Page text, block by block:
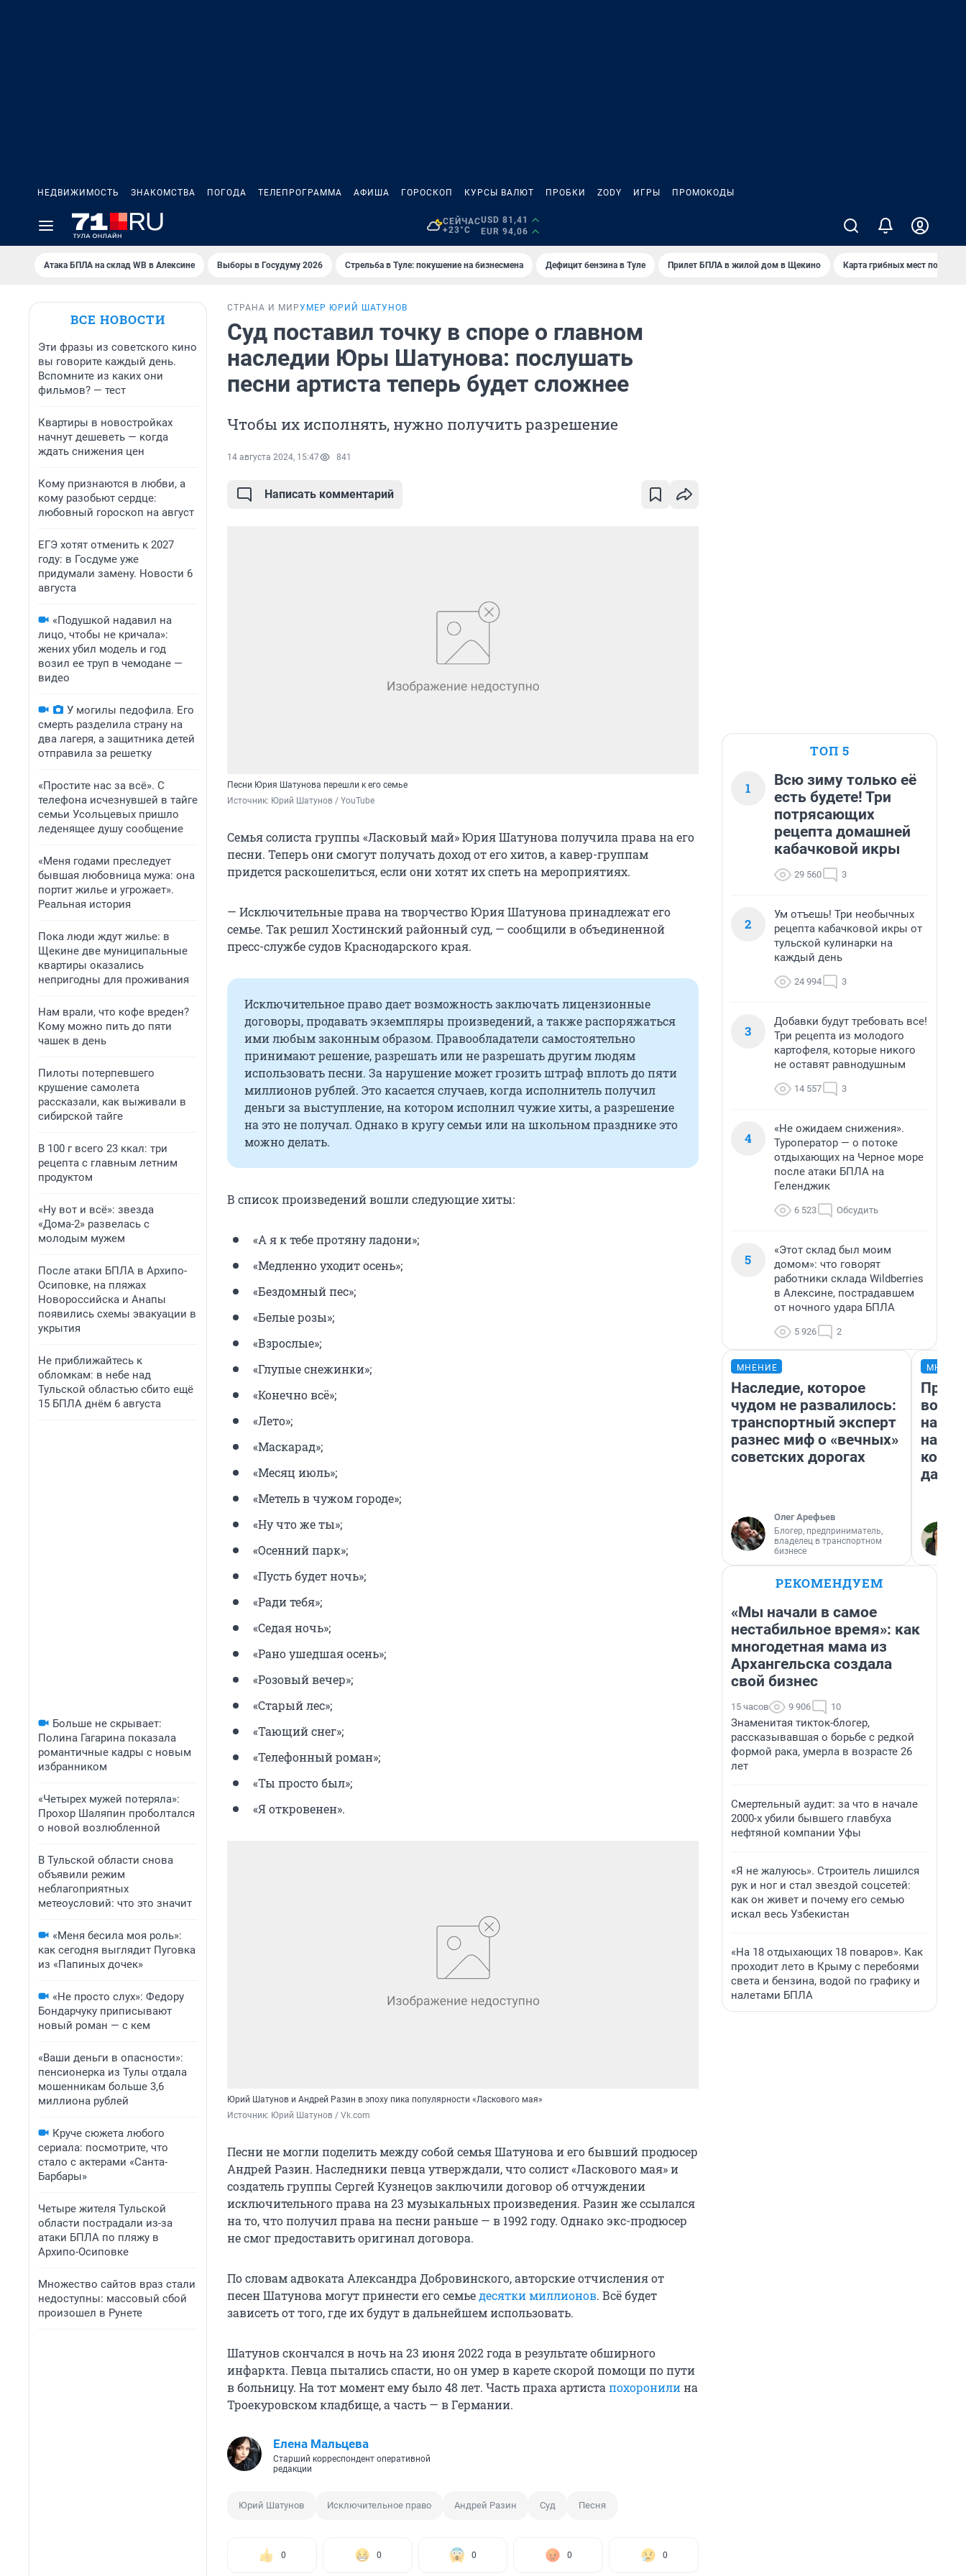
НЕДВИЖИМОСТЬ ЗНАКОМСТВА ПОГОДА ТЕЛЕПРОГРАММА АФИША ГОРОСКОП КУРСЫ ВАЛЮТ ПРОБКИ ZODY ИГРЫ ПРОМОКОДЫ
СЕЙЧАС
+23°C
USD 81,41
EUR 94,06
Атака БПЛА на склад WB в Алексине Выборы в Госудуму 2026 Стрельба в Туле: покушение на бизнесмена Дефицит бензина в Туле Прилет БПЛА в жилой дом в Щекино Карта грибных мест под
ВСЕ НОВОСТИ
Эти фразы из советского кино
вы говорите каждый день.
Вспомните из каких они
фильмов? — тест
Квартиры в новостройках
начнут дешеветь — когда
ждать снижения цен
Кому признаются в любви, а
кому разобьют сердце:
любовный гороскоп на август
ЕГЭ хотят отменить к 2027
году: в Госдуме уже
придумали замену. Новости 6
августа
«Подушкой надавил на
лицо, чтобы не кричала»:
жених убил модель и год
возил ее труп в чемодане —
видео
У могилы педофила. Его
смерть разделила страну на
два лагеря, а защитника детей
отправила за решетку
«Простите нас за всё». С
телефона исчезнувшей в тайге
семьи Усольцевых пришло
леденящее душу сообщение
«Меня годами преследует
бывшая любовница мужа: она
портит жилье и угрожает».
Реальная история
Пока люди ждут жилье: в
Щекине две муниципальные
квартиры оказались
непригодны для проживания
Нам врали, что кофе вреден?
Кому можно пить до пяти
чашек в день
Пилоты потерпевшего
крушение самолета
рассказали, как выживали в
сибирской тайге
В 100 г всего 23 ккал: три
рецепта с главным летним
продуктом
«Ну вот и всё»: звезда
«Дома-2» развелась с
молодым мужем
После атаки БПЛА в Архипо-
Осиповке, на пляжах
Новороссийска и Анапы
появились схемы эвакуации в
укрытия
Не приближайтесь к
обломкам: в небе над
Тульской областью сбито ещё
15 БПЛА днём 6 августа
Больше не скрывает:
Полина Гагарина показала
романтичные кадры с новым
избранником
«Четырех мужей потеряла»:
Прохор Шаляпин проболтался
о новой возлюбленной
В Тульской области снова
объявили режим
неблагоприятных
метеоусловий: что это значит
«Меня бесила моя роль»:
как сегодня выглядит Пуговка
из «Папиных дочек»
«Не просто слух»: Федору
Бондарчуку приписывают
новый роман — с кем
«Ваши деньги в опасности»:
пенсионерка из Тулы отдала
мошенникам больше 3,6
миллиона рублей
Круче сюжета любого
сериала: посмотрите, что
стало с актерами «Санта-
Барбары»
Четыре жителя Тульской
области пострадали из-за
атаки БПЛА по пляжу в
Архипо-Осиповке
Множество сайтов враз стали
недоступны: массовый сбой
произошел в Рунете
СТРАНА И МИРУМЕР ЮРИЙ ШАТУНОВ
Суд поставил точку в споре о главном
наследии Юры Шатунова: послушать
песни артиста теперь будет сложнее
Чтобы их исполнять, нужно получить разрешение
14 августа 2024, 15:47 841
Написать комментарий
Песни Юрия Шатунова перешли к его семье
Источник: Юрий Шатунов / YouTube
Семья солиста группы «Ласковый май» Юрия Шатунова получила права на его
песни. Теперь они смогут получать доход от его хитов, а кавер-группам
придется раскошелиться, если они хотят их спеть на мероприятиях.
— Исключительные права на творчество Юрия Шатунова принадлежат его
семье. Так решил Хостинский районный суд, — сообщили в объединенной
пресс-службе судов Краснодарского края.
Исключительное право дает возможность заключать лицензионные
договоры, продавать экземпляры произведений, а также распоряжаться
ими любым законным образом. Правообладатели самостоятельно
принимают решение, разрешать или не разрешать другим людям
использовать песни. За нарушение может грозить штраф вплоть до пяти
миллионов рублей. Это касается случаев, когда исполнитель получил
деньги за выступление, на котором исполнил чужие хиты, а разрешение
на это не получал. Однако в кругу семьи или на школьном празднике это
можно делать.
В список произведений вошли следующие хиты:
«А я к тебе протяну ладони»;
«Медленно уходит осень»;
«Бездомный пес»;
«Белые розы»;
«Взрослые»;
«Глупые снежинки»;
«Конечно всё»;
«Лето»;
«Маскарад»;
«Месяц июль»;
«Метель в чужом городе»;
«Ну что же ты»;
«Осенний парк»;
«Пусть будет ночь»;
«Ради тебя»;
«Седая ночь»;
«Рано ушедшая осень»;
«Розовый вечер»;
«Старый лес»;
«Тающий снег»;
«Телефонный роман»;
«Ты просто был»;
«Я откровенен».
Юрий Шатунов и Андрей Разин в эпоху пика популярности «Ласкового мая»
Источник: Юрий Шатунов / Vk.com
Песни не могли поделить между собой семья Шатунова и его бывший продюсер
Андрей Разин. Наследники певца утверждали, что солист «Ласкового мая» и
создатель группы Сергей Кузнецов заключили договор об отчуждении
исключительного права на 23 музыкальных произведения. Разин же ссылался
на то, что получил права на песни раньше — в 1992 году. Однако экс-продюсер
не смог предоставить оригинал договора.
По словам адвоката Александра Добровинского, авторские отчисления от
песен Шатунова могут принести его семьедесятки миллионов. Всё будет
зависеть от того, где их будут в дальнейшем использовать.
Шатунов скончался в ночь на 23 июня 2022 года в результате обширного
инфаркта. Певца пытались спасти, но он умер в карете скорой помощи по пути
в больницу. На тот момент ему было 48 лет. Часть праха артиста похоронилина
Троекуровском кладбище, а часть — в Германии.
Елена Мальцева
Старший корреспондент оперативной
редакции
Юрий Шатунов Исключительное право Андрей Разин Суд Песня
0 0 0 0 0
ТОП 5
1
Всю зиму только её
есть будете! Три
потрясающих
рецепта домашней
кабачковой икры
29 560 3
2
Ум отъешь! Три необычных
рецепта кабачковой икры от
тульской кулинарки на
каждый день
24 994 3
3
Добавки будут требовать все!
Три рецепта из молодого
картофеля, которые никого
не оставят равнодушным
14 557 3
4
«Не ожидаем снижения».
Туроператор — о потоке
отдыхающих на Черное море
после атаки БПЛА на
Геленджик
6 523 Обсудить
5
«Этот склад был моим
домом»: что говорят
работники склада Wildberries
в Алексине, пострадавшем
от ночного удара БПЛА
5 926 2
МНЕНИЕ
Наследие, которое
чудом не развалилось:
транспортный эксперт
разнес миф о «вечных»
советских дорогах
Олег Арефьев
Блогер, предприниматель,
владелец в транспортном
бизнесе
нам
даже
РЕКОМЕНДУЕМ
«Мы начали в самое
нестабильное время»: как
многодетная мама из
Архангельска создала
свой бизнес
15 часов 9 906 10
Знаменитая тикток-блогер,
рассказывавшая о борьбе с редкой
формой рака, умерла в возрасте 26
лет
Смертельный аудит: за что в начале
2000-х убили бывшего главбуха
нефтяной компании Уфы
«Я не жалуюсь». Строитель лишился
рук и ног и стал звездой соцсетей:
как он живет и почему его семью
искал весь Узбекистан
«На 18 отдыхающих 18 поваров». Как
проходит лето в Крыму с перебоями
света и бензина, водой по графику и
налетами БПЛА